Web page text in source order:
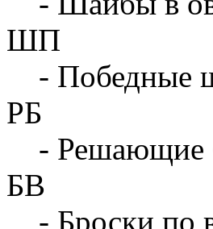
ШП
- Победные
РБ
- Решающие
БВ
- Броски по